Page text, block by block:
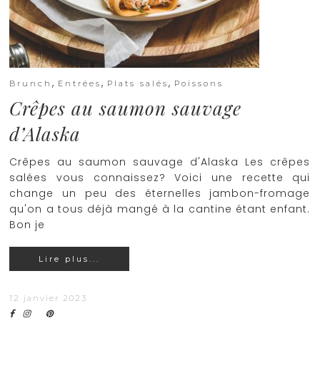
Brunch, Entrées, Plats salés, Poissons
Crêpes au saumon sauvage
d’Alaska
Crêpes au saumon sauvage d'Alaska Les crêpes
salées vous connaissez? Voici une recette qui
change un peu des éternelles jambon-fromage
qu'on a tous déjà mangé à la cantine étant enfant.
Bon je
Lire plus...
12 janvier 2023